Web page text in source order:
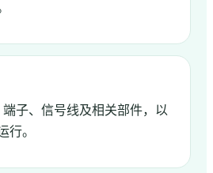
子、信号线及相关部件，以
行。